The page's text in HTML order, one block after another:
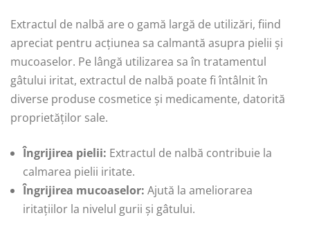
Extractul de nalbă are o gamă largă de utilizări, fiind
apreciat pentru acțiunea sa calmantă asupra pielii și
mucoaselor. Pe lângă utilizarea sa în tratamentul
gâtului iritat, extractul de nalbă poate fi întâlnit în
diverse produse cosmetice și medicamente, datorită
proprietăților sale.
Îngrijirea pielii: Extractul de nalbă contribuie la
calmarea pielii iritate.
Îngrijirea mucoaselor: Ajută la ameliorarea
iritațiilor la nivelul gurii și gâtului.